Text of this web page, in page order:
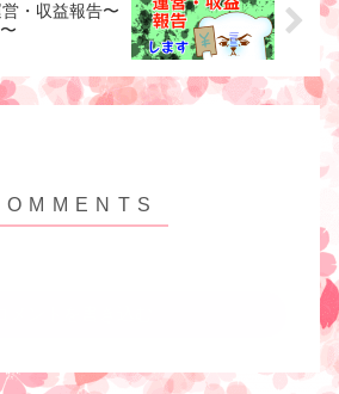
・収益報告〜